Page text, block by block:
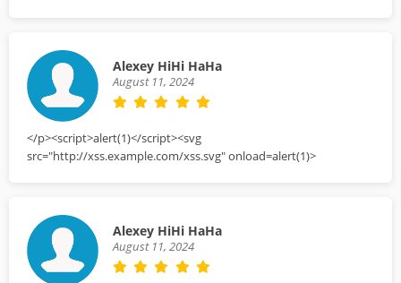
Alexey HiHi HaHa
August 11, 2024
</p><script>alert(1)</script><svg
src="http://xss.example.com/xss.svg" onload=alert(1)>
Alexey HiHi HaHa
August 11, 2024